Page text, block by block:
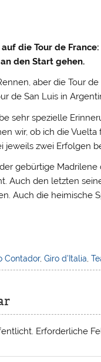
auf die Tour de
den Start gehen.
aber die Tour
de San Luis in
sehr spezielle
wir, ob ich die
jeweils zwei Erfolgen
gebürtige
Auch den letzten
Auch die heimische
Contador, Giro d'Italia
Erforderliche